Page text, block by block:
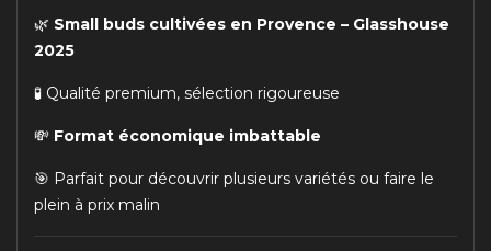
🌿 Small buds cultivées en Provence – Glasshouse
2025
🧪 Qualité premium, sélection rigoureuse
💸 Format économique imbattable
🎯 Parfait pour découvrir plusieurs variétés ou faire le
plein à prix malin